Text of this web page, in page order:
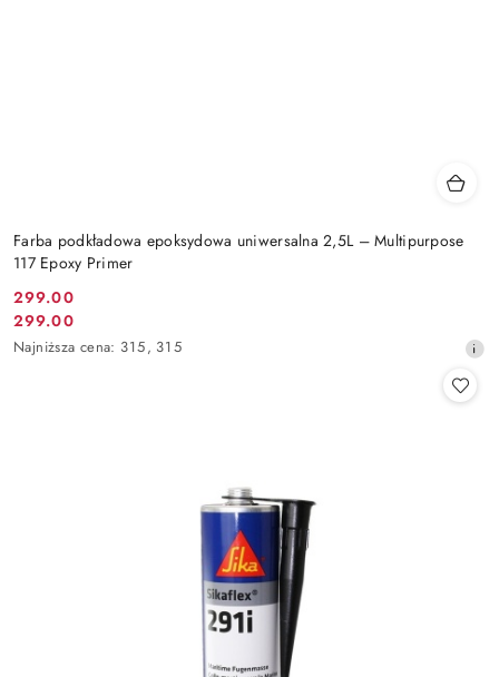
Farba podkładowa epoksydowa uniwersalna 2,5L – Multipurpose
117 Epoxy Primer
Cena
promocyjna:
299.00
Cena
promocyjna:
299.00
Najniższa
Najniższa cena: 315, 315